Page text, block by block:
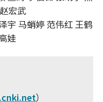
宏武
宇 马蛸婷 范伟红 王鹤
娃
）